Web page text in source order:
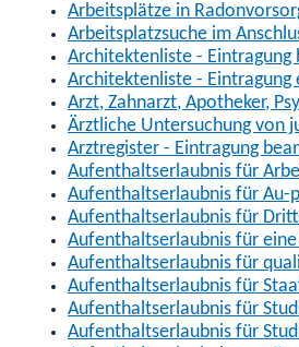
Arbeitsplätze in
Arbeitsplatzsuche im
Architektenliste - Eintragung
Architektenliste - Eintragung
Arzt, Zahnarzt, Apotheker,
Ärztliche Untersuchung von
Arztregister - Eintragung
Aufenthaltserlaubnis für
Aufenthaltserlaubnis für Au-
Aufenthaltserlaubnis für
Aufenthaltserlaubnis für
Aufenthaltserlaubnis für
Aufenthaltserlaubnis für
Aufenthaltserlaubnis für
Aufenthaltserlaubnis für